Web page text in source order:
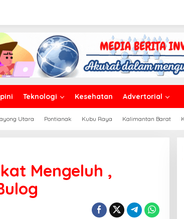
Teknologi Kesehatan Advertorial
Utara Pontianak Kubu Raya Kalimantan Barat
Mengeluh ,